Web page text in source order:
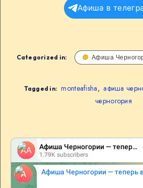
Афиша в
Categorized in: Афиша
Tagged in: monteafisha, афиша
черногория